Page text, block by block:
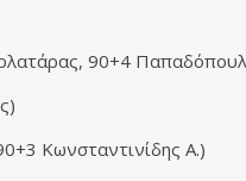
90+4
Κωνσταντινίδης Α.)